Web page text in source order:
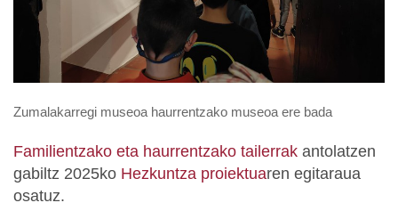
Zumalakarregi museoa haurrentzako museoa ere bada
Familientzako eta haurrentzako tailerrak antolatzen
gabiltz 2025ko Hezkuntza proiektuaren egitaraua
osatuz.